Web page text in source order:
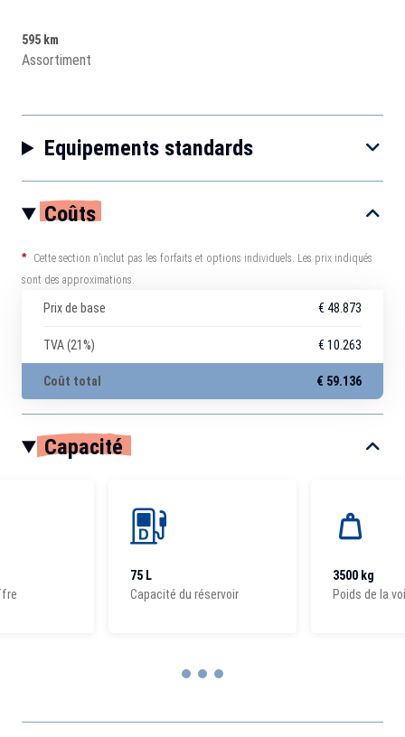
595 km
Assortiment
Equipements standards
Coûts
*
Cette section n’inclut pas les forfaits et options individuels. Les prix indiqués
sont des approximations.
Prix de base € 48.873
TVA (21%) € 10.263
Coût total € 59.136
Capacité
75 L
Capacité du réservoir
3500 kg
Poids de la